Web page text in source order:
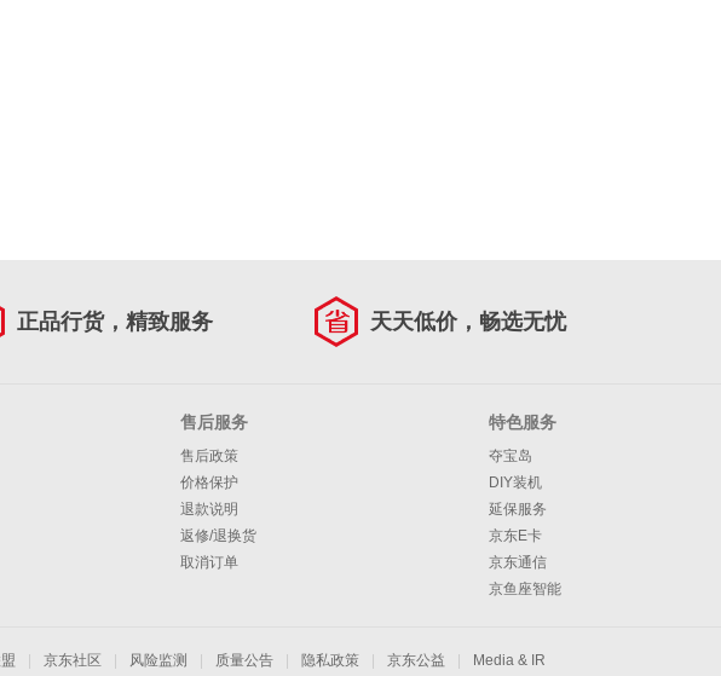
正品行货，精致服务 天天低价，畅选无忧
售后服务
售后政策
价格保护
退款说明
返修/退换货
取消订单
特色服务
夺宝岛
DIY装机
延保服务
京东E卡
京东通信
京鱼座智能
京东社区 风险监测 质量公告 隐私政策 京东公益 Media & IR